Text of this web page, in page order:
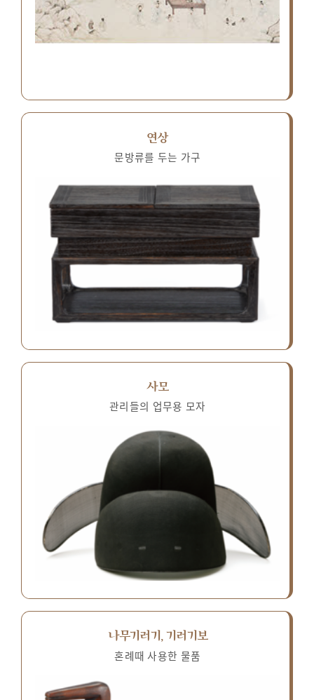
연상
문방류를 두는 가구
사모
관리들의 업무용 모자
나무기러기, 기러기보
혼례때 사용한 물품